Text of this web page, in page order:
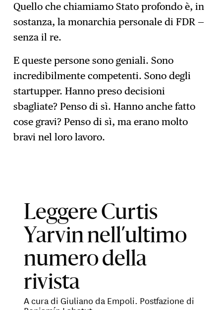
Quello che chiamiamo Stato profondo è, in
sostanza, la monarchia personale di FDR —
senza il re.
E queste persone sono geniali. Sono
incredibilmente competenti. Sono degli
startupper. Hanno preso decisioni
sbagliate? Penso di sì. Hanno anche fatto
cose gravi? Penso di sì, ma erano molto
bravi nel loro lavoro.
Leggere Curtis
Yarvin nell’ultimo
numero della
rivista
A cura di Giuliano da Empoli. Postfazione di